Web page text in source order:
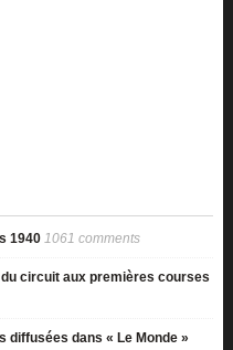
1940 1061 comments
circuit aux premières courses
diffusées dans « Le Monde »